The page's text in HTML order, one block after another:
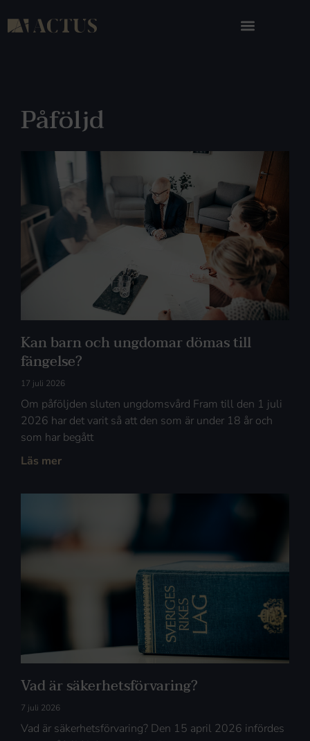
Påföljd
Kan barn och ungdomar dömas till
fängelse?
17 juli 2026
Om påföljden sluten ungdomsvård Fram till den 1 juli
2026 har det varit så att den som är under 18 år och
som har begått
Läs mer
Vad är säkerhetsförvaring?
7 juli 2026
Vad är säkerhetsförvaring? Den 15 april 2026 infördes